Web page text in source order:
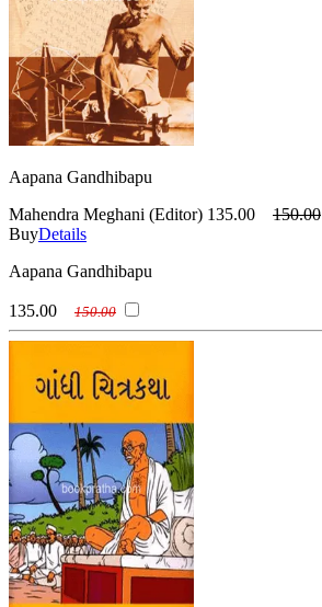
Aapana Gandhibapu
Mahendra Meghani (Editor) 135.00
150.00
BuyDetails
Aapana Gandhibapu
135.00 150.00